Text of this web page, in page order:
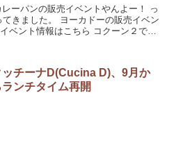
ーパンの販売イベントやんよー！ っ
きました。 ヨーカドーの販売イベン
ベント情報はこちら コクーン２でと
ッチーナD(Cucina D)、9月か
ランチタイム再開